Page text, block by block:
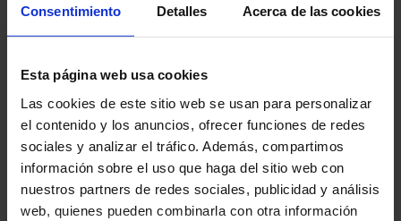
Consentimiento Detalles Acerca de las cookies
Esta página web usa cookies
Las cookies de este sitio web se usan para personalizar
el contenido y los anuncios, ofrecer funciones de redes
sociales y analizar el tráfico. Además, compartimos
información sobre el uso que haga del sitio web con
nuestros partners de redes sociales, publicidad y análisis
web, quienes pueden combinarla con otra información
unha adecuación personalizada en función das súas
particulares condicións e capacidade física. ​
Por outra banda, ofrece apacientes con enfermidade
cardíaca ou pulmonar unha atención especializada
destinada a adquirir hábitos de exercicio saudables
e a modificar outros nocivos , co obxectivo de obter o
máximo das súas posibilidades físicas e mentais.